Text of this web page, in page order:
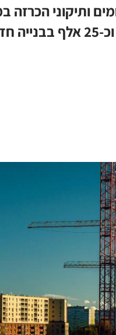
הממשלה אושרו 18 מתחמים
כ-22 אלף יחידות דיור בהתחדשות